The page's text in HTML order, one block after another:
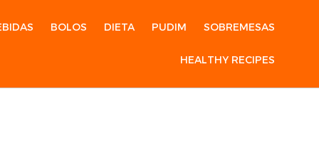
BOLOS DIETA PUDIM SOBREMESAS
HEALTHY RECIPES